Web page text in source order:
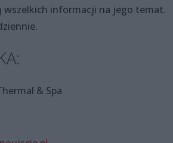
wszelkich informacji na jego temat.
& Spa